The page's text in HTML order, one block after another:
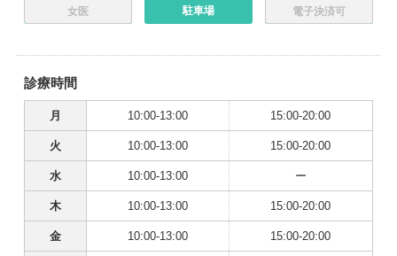
女医 駐車場 電子決済可
診療時間
月 10:00-13:00 15:00-20:00
火 10:00-13:00 15:00-20:00
水 10:00-13:00 ー
木 10:00-13:00 15:00-20:00
金 10:00-13:00 15:00-20:00